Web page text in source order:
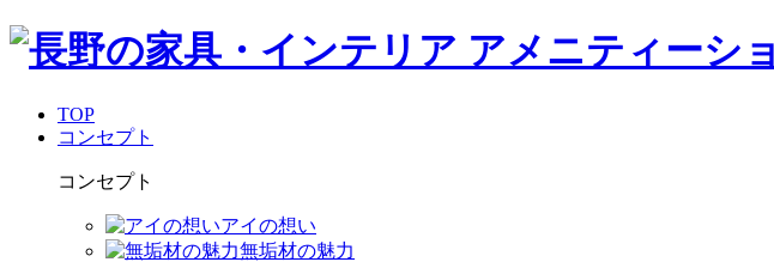
TOP
コンセプト
コンセプト
アイの想い
無垢材の魅力